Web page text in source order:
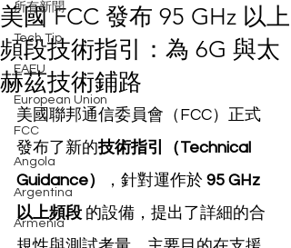
所有新聞
Tech Tip
EAEU
European Union
FCC
Angola
Argentina
Armenia
美國 FCC 發布 95 GHz 以上
頻段技術指引：為 6G 與太
赫茲技術鋪路
美國聯邦通信委員會（FCC）正式
發布了新的技術指引（Technical
Guidance）
，針對運作於 95 GHz
以上頻段 的設備，提出了詳細的合